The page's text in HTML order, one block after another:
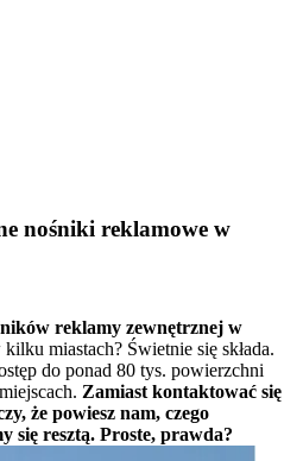
nośniki reklamowe w
reklamy zewnętrznej w
miastach? Świetnie się składa.
do ponad 80 tys. powierzchni
Zamiast kontaktować się
że powiesz nam, czego
się resztą. Proste, prawda?